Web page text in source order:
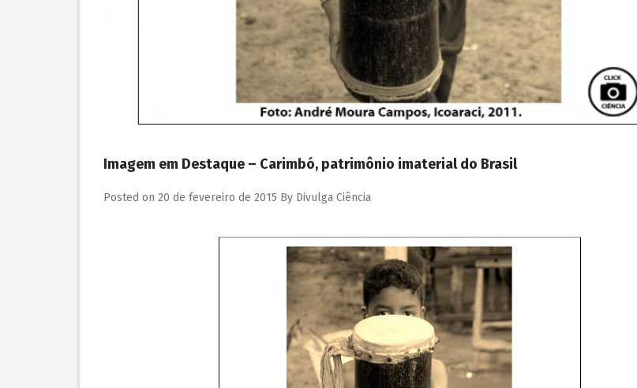
Imagem em Destaque – Carimbó, patrimônio imaterial do Brasil
Posted on 20 de fevereiro de 2015 By Divulga Ciência